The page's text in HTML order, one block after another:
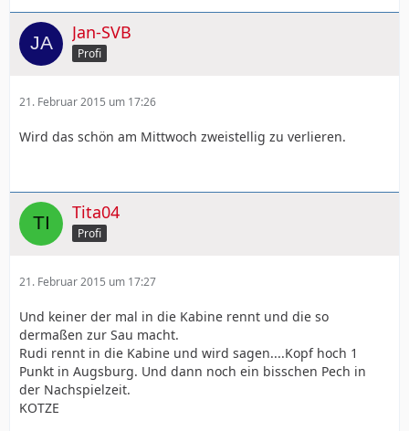
Jan-SVB
Profi
21. Februar 2015 um 17:26
Wird das schön am Mittwoch zweistellig zu verlieren.
Tita04
Profi
21. Februar 2015 um 17:27
Und keiner der mal in die Kabine rennt und die so
dermaßen zur Sau macht.
Rudi rennt in die Kabine und wird sagen....Kopf hoch 1
Punkt in Augsburg. Und dann noch ein bisschen Pech in
der Nachspielzeit.
KOTZE